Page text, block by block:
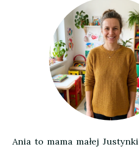
Ania to mama małej